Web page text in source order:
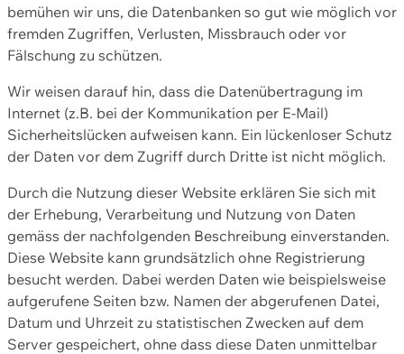
bemühen wir uns, die Datenbanken so gut wie möglich vor
fremden Zugriffen, Verlusten, Missbrauch oder vor
Fälschung zu schützen.
Wir weisen darauf hin, dass die Datenübertragung im
Internet (z.B. bei der Kommunikation per E-Mail)
Sicherheitslücken aufweisen kann. Ein lückenloser Schutz
der Daten vor dem Zugriff durch Dritte ist nicht möglich.
Durch die Nutzung dieser Website erklären Sie sich mit
der Erhebung, Verarbeitung und Nutzung von Daten
gemäss der nachfolgenden Beschreibung einverstanden.
Diese Website kann grundsätzlich ohne Registrierung
besucht werden. Dabei werden Daten wie beispielsweise
aufgerufene Seiten bzw. Namen der abgerufenen Datei,
Datum und Uhrzeit zu statistischen Zwecken auf dem
Server gespeichert, ohne dass diese Daten unmittelbar